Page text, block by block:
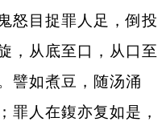
怒目捉罪人足，倒投
，从底至口，从口至
譬如煮豆，随汤涌
罪人在鍑亦复如是，